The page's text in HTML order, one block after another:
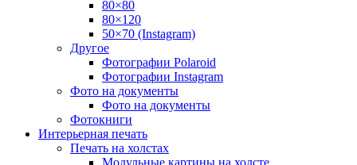
80×80
80×120
50×70 (Instagram)
Другое
Фотографии Polaroid
Фотографии Instagram
Фото на документы
Фото на документы
Фотокниги
Интерьерная печать
Печать на холстах
Модульные картины на холсте